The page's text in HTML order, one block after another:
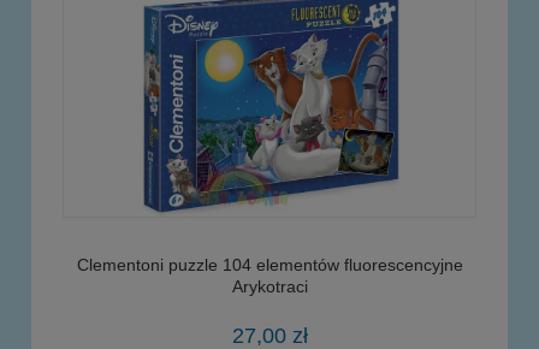
Clementoni puzzle 104 elementów fluorescencyjne
Arykotraci
27,00 zł